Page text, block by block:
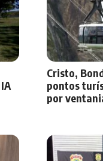
Cristo,
pontos
por